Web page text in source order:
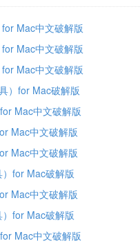
Mac中文破解版
Mac中文破解版
Mac中文破解版
）for Mac破解版
Mac中文破解版
Mac中文破解版
Mac中文破解版
for Mac破解版
Mac中文破解版
for Mac破解版
Mac中文破解版